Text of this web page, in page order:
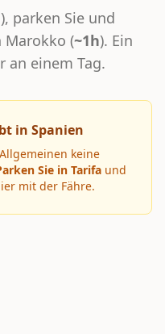
), parken Sie und
Marokko (~1h). Ein
an einem Tag.
in Spanien
keine
Sie in Tarifa und
mit der Fähre.